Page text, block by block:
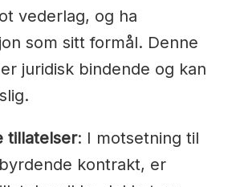
vederlag, og ha
som sitt formål. Denne
juridisk bindende og kan
tillatelser: I motsetning til
kontrakt, er